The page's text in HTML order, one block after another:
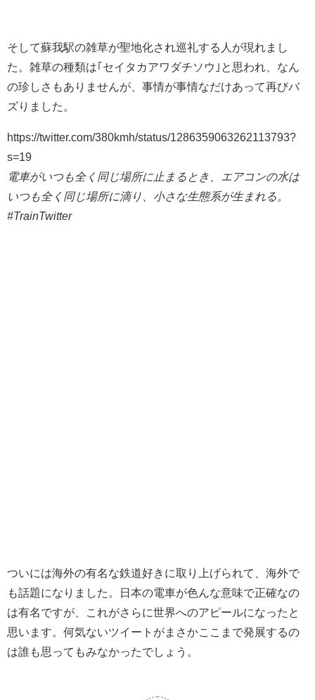
そして蘇我駅の雑草が聖地化され巡礼する人が現れまし
た。雑草の種類は｢セイタカアワダチソウ｣と思われ、なん
の珍しさもありませんが、事情が事情なだけあって再びバ
ズりました。
https://twitter.com/380kmh/status/1286359063262113793?
s=19
電車がいつも全く同じ場所に止まるとき、エアコンの水は
いつも全く同じ場所に滴り、小さな生態系が生まれる。
#TrainTwitter
ついには海外の有名な鉄道好きに取り上げられて、海外で
も話題になりました。日本の電車が色んな意味で正確なの
は有名ですが、これがさらに世界へのアピールになったと
思います。何気ないツイートがまさかここまで発展するの
は誰も思ってもみなかったでしょう。